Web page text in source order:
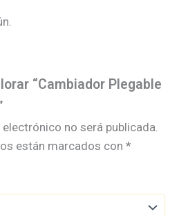
“Cambiador Plegable
no será publicada.
están marcados con *